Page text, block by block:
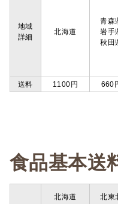
地域
詳細
北海道
青森
岩手
秋田
送料
1100円 660
食品基
北海道 北東